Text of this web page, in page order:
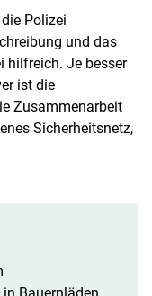
Polizei
und das
hilfreich. Je besser
ist die
Zusammenarbeit
Sicherheitsnetz,
Bauernläden